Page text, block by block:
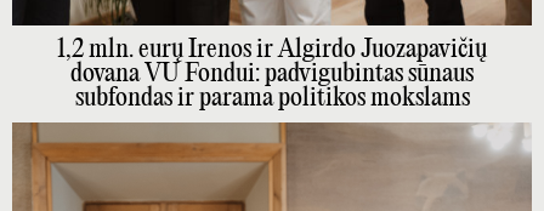
1,2 mln. eurų Irenos ir Algirdo Juozapavičių
dovana VU Fondui: padvigubintas sūnaus
subfondas ir parama politikos mokslams